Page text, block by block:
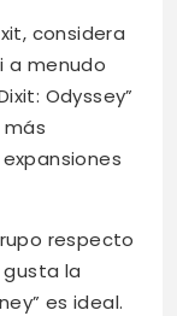
considera
a menudo
Odyssey”
más
respecto
la
es ideal.